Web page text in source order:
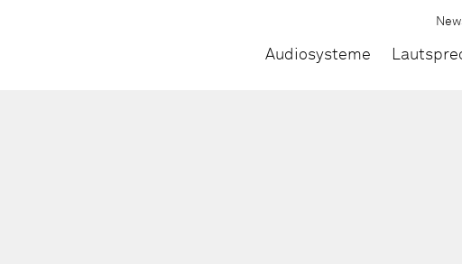
Audiosysteme